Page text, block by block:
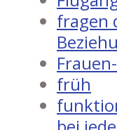
fragen
früh